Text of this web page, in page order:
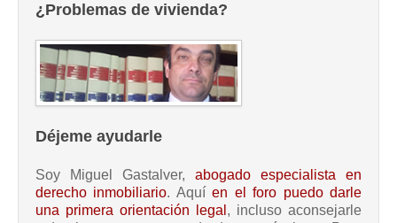
¿Problemas de vivienda?
Déjeme ayudarle
Soy Miguel Gastalver, abogado especialista en
derecho inmobiliario. Aquíen el foro puedo darle
una primera orientación legal , incluso aconsejarle